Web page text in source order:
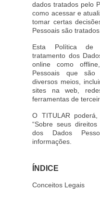
dados tratados pelo
como acessar e
tomar certas
Pessoais são tratados.
Esta Política de
tratamento dos
online como
Pessoais que
diversos meios,
sites na web,
ferramentas de
O TITULAR
“Sobre seus
dos Dados
informações.
ÍNDICE
Conceitos Legais